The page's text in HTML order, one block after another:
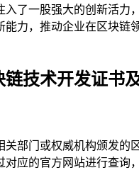
入了一股强大的创新活力
能力，推动企业在区块链
链技术开发证书
关部门或权威机构颁发的
对应的官方网站进行查询